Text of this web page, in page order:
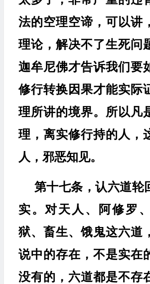
法的空理空谛，可以讲
理论，解决不了生死问
迦牟尼佛才告诉我们要
修行转换因果才能实际
理所讲的境界。所以凡
理，离实修行持的人，
人，邪恶知见。
第十七条，认六道轮
实。对天人、阿修罗
狱、畜生、饿鬼这六道
说中的存在，不是实在
没有的，六道都是不存